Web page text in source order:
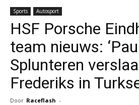
Sports Autosport
HSF Porsche
team nieuws:
Splunteren
Frederiks in
Door Raceflash -